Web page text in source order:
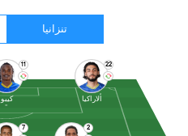
تنزانيا
7 2
11
كيبو
22
ألاراكيا